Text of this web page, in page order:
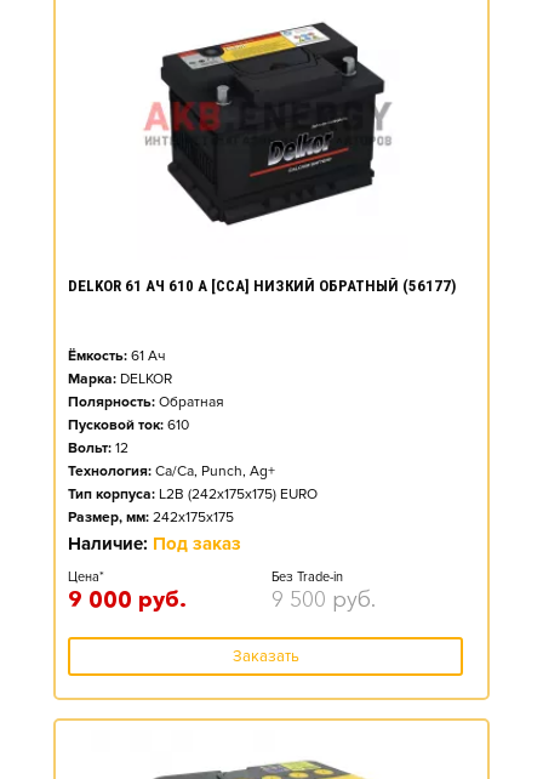
DELKOR 61 АЧ 610 А [CCA] НИЗКИЙ ОБРАТНЫЙ (56177)
Ёмкость: 61 Ач
Марка: DELKOR
Полярность: Обратная
Пусковой ток: 610
Вольт: 12
Технология: Ca/Ca, Punch, Ag+
Тип корпуса: L2B (242x175x175) EURO
Размер, мм: 242x175x175
Наличие: Под заказ
Цена*
9 000 руб.
Без Trade-in
9 500 руб.
Заказать